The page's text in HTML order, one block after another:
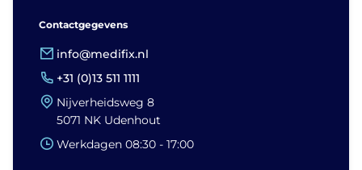
Contactgegevens
info@medifix.nl
+31 (0)13 511 1111
Nijverheidsweg 8
5071 NK Udenhout
Werkdagen 08:30 - 17:00